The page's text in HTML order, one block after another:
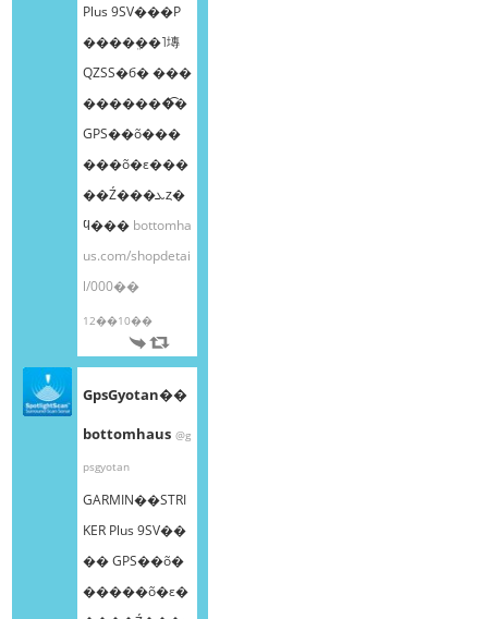
Plus 9SV���Ρ
����ܸ��˥塼
QZSS�б� ���
�������͡�
GPS��õ���
���õ�ε���
��Ź���ܥȥ�
ϥ��� bottomha
us.com/shopdetai
l/000��
12��10��
GpsGyotan��
bottomhaus @g
psgyotan
GARMIN��STRI
KER Plus 9SV��
�� GPS��õ�
�����õ�ε�